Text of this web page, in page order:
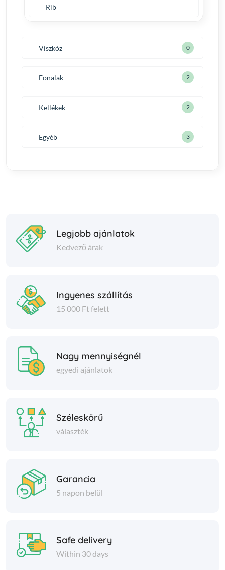
Rib
Viszkóz 0
Fonalak 2
Kellékek 2
Egyéb 3
Legjobb ajánlatok
Kedvező árak
Ingyenes szállítás
15 000 Ft felett
Nagy mennyiségnél
egyedi ajánlatok
Széleskörű
választék
Garancia
5 napon belül
Safe delivery
Within 30 days